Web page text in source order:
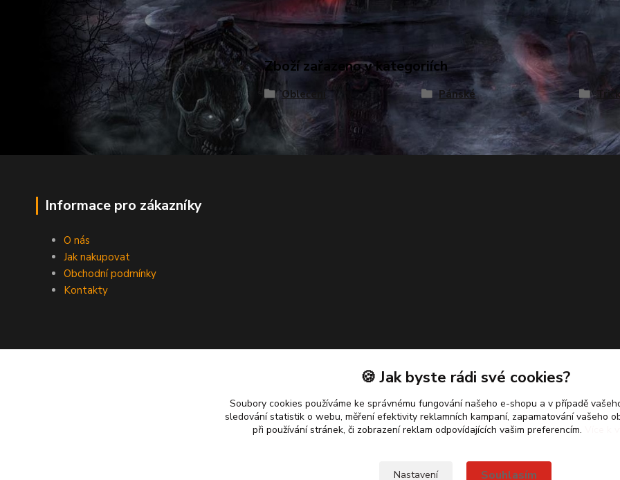
Zboží zařazeno v kategoriích
Oblečení Pánské
Informace pro zákazníky
O nás
Jak nakupovat
Obchodní podmínky
Kontakty
🍪 Jak byste rádi své cookies?
Soubory cookies používáme ke správnému fungování našeho e-shopu a v případě
sledování statistik o webu, měření efektivity reklamních kampaní, zapamatování vašeho
při používání stránek, či zobrazení reklam odpovídajících vašim preferencím.
Nastavení Souhlasím